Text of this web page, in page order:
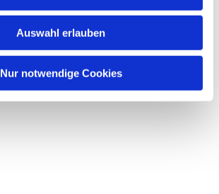
Auswahl erlauben
Nur notwendige Cookies